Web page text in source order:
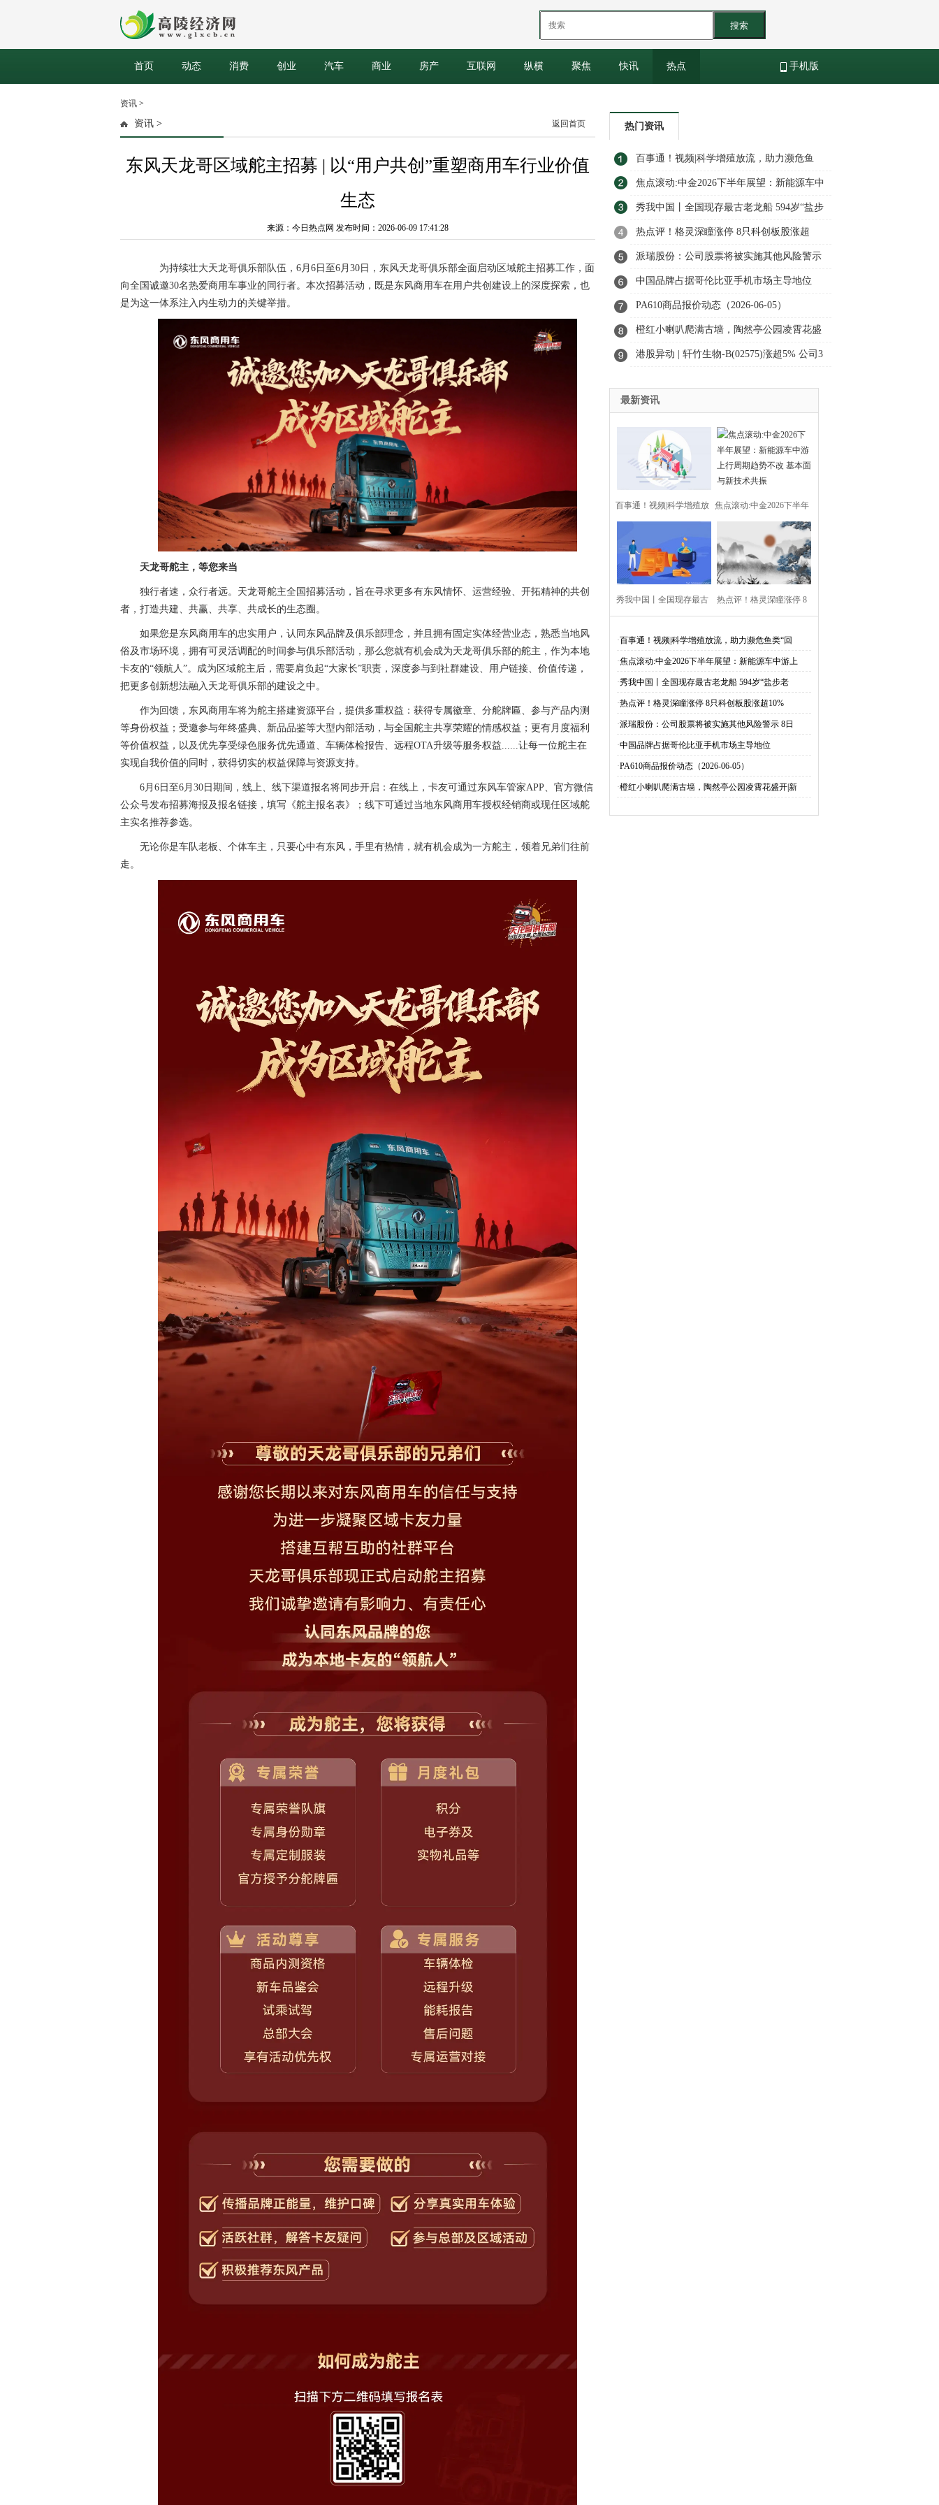
搜索
首页 动态 消费 创业 汽车 商业 房产 互联网 纵横 聚焦 快讯 热点 手机版
资讯 >
资讯 > 返回首页
东风天龙哥区域舵主招募 | 以“用户共创”重塑商用车行业价值
生态
来源：今日热点网 发布时间：2026-06-09 17:41:28
为持续壮大天龙哥俱乐部队伍，6月6日至6月30日，东风天龙哥俱乐部全面启动区域舵主招募工作，面
向全国诚邀30名热爱商用车事业的同行者。本次招募活动，既是东风商用车在用户共创建设上的深度探索，也
是为这一体系注入内生动力的关键举措。
天龙哥舵主，等您来当
独行者速，众行者远。天龙哥舵主全国招募活动，旨在寻求更多有东风情怀、运营经验、开拓精神的共创
者，打造共建、共赢、共享、共成长的生态圈。
如果您是东风商用车的忠实用户，认同东风品牌及俱乐部理念，并且拥有固定实体经营业态，熟悉当地风
俗及市场环境，拥有可灵活调配的时间参与俱乐部活动，那么您就有机会成为天龙哥俱乐部的舵主，作为本地
卡友的“领航人”。成为区域舵主后，需要肩负起“大家长”职责，深度参与到社群建设、用户链接、价值传递，
把更多创新想法融入天龙哥俱乐部的建设之中。
作为回馈，东风商用车将为舵主搭建资源平台，提供多重权益：获得专属徽章、分舵牌匾、参与产品内测
等身份权益；受邀参与年终盛典、新品品鉴等大型内部活动，与全国舵主共享荣耀的情感权益；更有月度福利
等价值权益，以及优先享受绿色服务优先通道、车辆体检报告、远程OTA升级等服务权益......让每一位舵主在
实现自我价值的同时，获得切实的权益保障与资源支持。
6月6日至6月30日期间，线上、线下渠道报名将同步开启：在线上，卡友可通过东风车管家APP、官方微信
公众号发布招募海报及报名链接，填写《舵主报名表》；线下可通过当地东风商用车授权经销商或现任区域舵
主实名推荐参选。
无论你是车队老板、个体车主，只要心中有东风，手里有热情，就有机会成为一方舵主，领着兄弟们往前
走。
热门资讯
百事通！视频|科学增殖放流，助力濒危鱼
类“回家”！
焦点滚动:中金2026下半年展望：新能源车中
游上行周期趋势不改 基本面与新技术共振
秀我中国丨全国现存最古老龙船 594岁“盐步
老龙”起水
热点评！格灵深瞳涨停 8只科创板股涨超
10%
派瑞股份：公司股票将被实施其他风险警示
8日起停牌一天 热推荐
中国品牌占据哥伦比亚手机市场主导地位
PA610商品报价动态（2026-06-05）
橙红小喇叭爬满古墙，陶然亭公园凌霄花盛
开|新视野
港股异动 | 轩竹生物-B(02575)涨超5% 公司3
最新资讯
百事通！视频|科学增殖放
流，助力濒危鱼类“回
家”！
焦点滚动:中金2026下半年
展望：新能源车中游上行
周期趋势不改 基本面与新
技术共振
秀我中国丨全国现存最古
水
热点评！格灵深瞳涨停 8
·百事通！视频|科学增殖放流，助力濒危鱼类“回
·焦点滚动:中金2026下半年展望：新能源车中游上
·秀我中国丨全国现存最古老龙船 594岁“盐步老
·热点评！格灵深瞳涨停 8只科创板股涨超10%
·派瑞股份：公司股票将被实施其他风险警示 8日
·中国品牌占据哥伦比亚手机市场主导地位
·PA610商品报价动态（2026-06-05）
·橙红小喇叭爬满古墙，陶然亭公园凌霄花盛开|新